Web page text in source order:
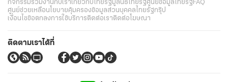
กิจกรรมร่วมงานกับเราเกี่ยวกับไทยรัฐมูลนิธิไทยรัฐศูนย์ข้อมูลไทยรัฐFAQ
ศูนย์ช่วยเหลือนโยบายคุ้มครองข้อมูลส่วนบุคคลไทยรัฐกรุ๊ป
เงื่อนไขข้อตกลงการใช้บริการติดต่อเราติดต่อโฆษณา
ติดตามเราได้ที่